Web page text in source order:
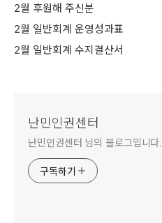
2월 후원해 주신분
2월 일반회계 운영성과표
2월 일반회계 수지결산서
난민인권센터
난민인권센터 님의 블로그입니다.
구독하기